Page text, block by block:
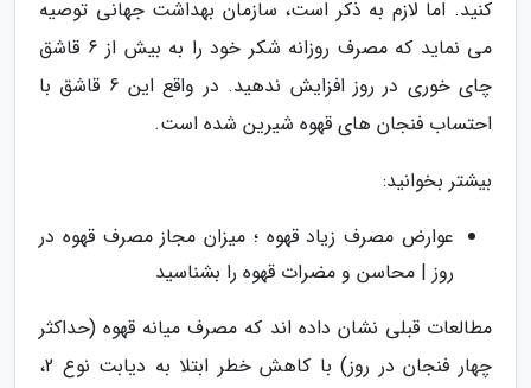
کنید. اما لازم به ذکر است، سازمان بهداشت جهانی توصیه
می نماید که مصرف روزانه شکر خود را به بیش از 6 قاشق
چای خوری در روز افزایش ندهید. در واقع این 6 قاشق با
احتساب فنجان های قهوه شیرین شده است.
بیشتر بخوانید:
عوارض مصرف زیاد قهوه ؛ میزان مجاز مصرف قهوه در
روز | محاسن و مضرات قهوه را بشناسید
مطالعات قبلی نشان داده اند که مصرف میانه قهوه (حداکثر
چهار فنجان در روز) با کاهش خطر ابتلا به دیابت نوع 2،